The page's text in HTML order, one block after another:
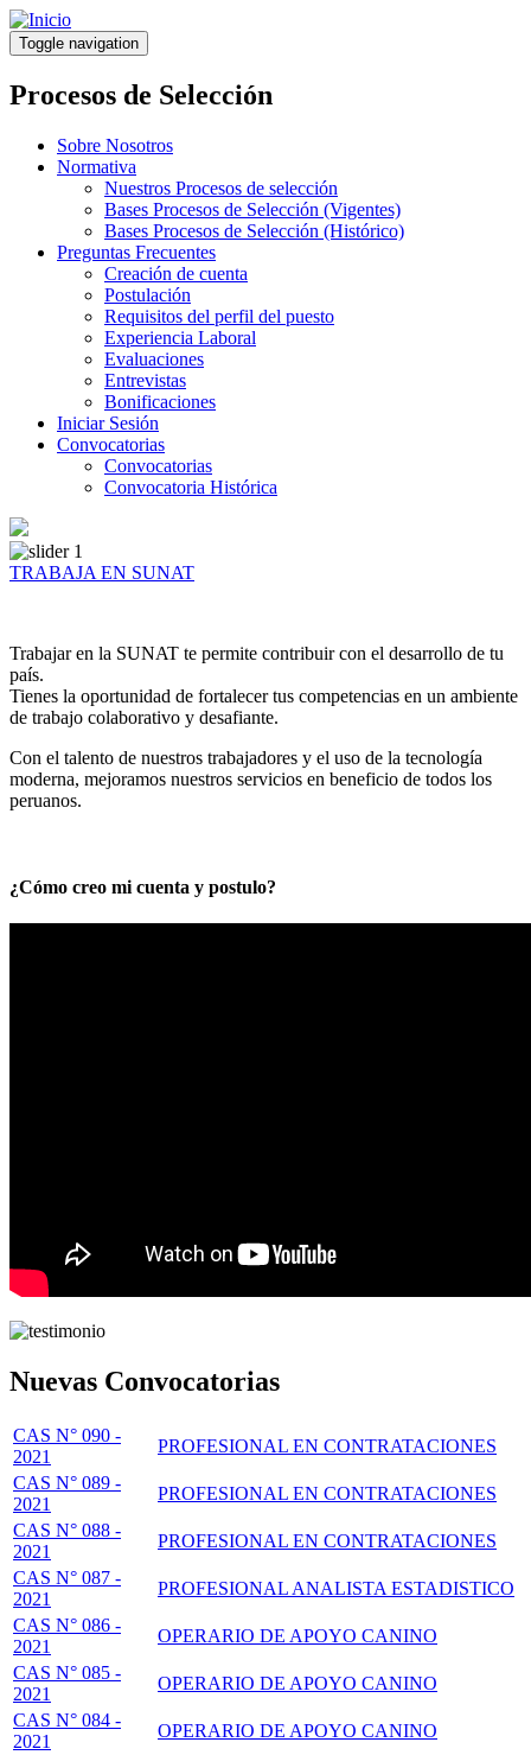
Pasar
al
contenido
principal
Toggle navigation
Procesos de Selección
Sobre Nosotros
Normativa
Nuestros Procesos de selección
Bases Procesos de Selección (Vigentes)
Bases Procesos de Selección (Histórico)
Preguntas Frecuentes
Creación de cuenta
Postulación
Requisitos del perfil del puesto
Experiencia Laboral
Evaluaciones
Entrevistas
Bonificaciones
Iniciar Sesión
Convocatorias
Convocatorias
Convocatoria Histórica
TRABAJA EN SUNAT
Trabajar en la SUNAT te permite contribuir con el desarrollo de tu
país.
Tienes la oportunidad de fortalecer tus competencias en un ambiente
de trabajo colaborativo y desafiante.
Con el talento de nuestros trabajadores y el uso de la tecnología
moderna, mejoramos nuestros servicios en beneficio de todos los
peruanos.
¿Cómo creo mi cuenta y postulo?
Nuevas Convocatorias
CAS N° 090 -
2021
PROFESIONAL EN CONTRATACIONES
CAS N° 089 -
2021
PROFESIONAL EN CONTRATACIONES
CAS N° 088 -
2021
PROFESIONAL EN CONTRATACIONES
CAS N° 087 -
2021
PROFESIONAL ANALISTA ESTADISTICO
CAS N° 086 -
2021
OPERARIO DE APOYO CANINO
CAS N° 085 -
2021
OPERARIO DE APOYO CANINO
CAS N° 084 -
2021
OPERARIO DE APOYO CANINO